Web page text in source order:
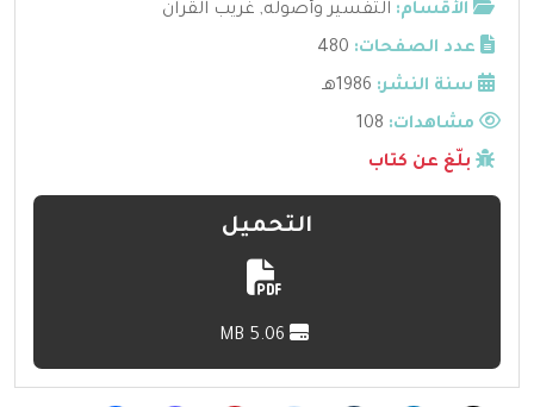
الأقسام: التفسير وأصوله, غريب القرآن
عدد الصفحات: 480
سنة النشر: 1986هـ
مشاهدات:
بلّغ عن كتاب
التحميل